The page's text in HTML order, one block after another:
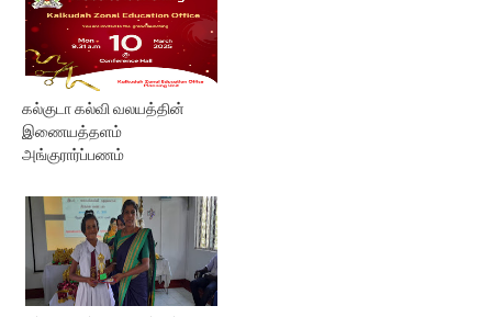
கல்குடா கல்வி வலயத்தின்
இணையத்தளம்
அங்குரார்ப்பணம்